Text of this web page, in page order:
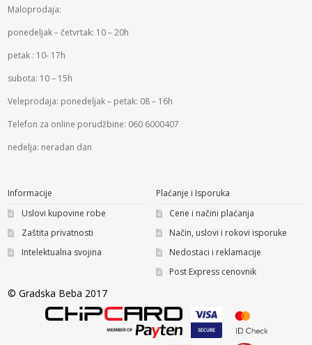
Maloprodaja:
ponedeljak – četvrtak: 10 – 20h
petak : 10- 17h
subota: 10 – 15h
Veleprodaja: ponedeljak – petak: 08 – 16h
Telefon za online porudžbine: 060 6000407
nedelja: neradan dan
Informacije
Uslovi kupovine robe
Zaštita privatnosti
Intelektualna svojina
Plaćanje i Isporuka
Cene i načini plaćanja
Način, uslovi i rokovi isporuke
Nedostaci i reklamacije
Post Express cenovnik
© Gradska Beba 2017